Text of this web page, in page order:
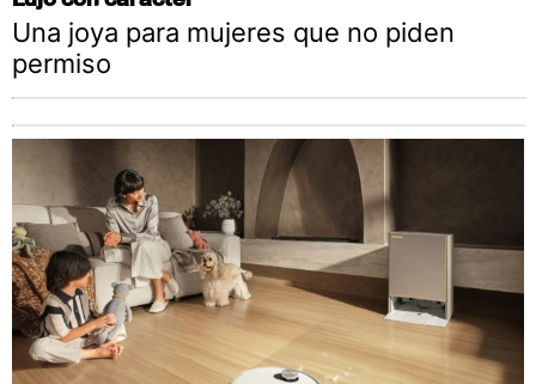
Una joya para mujeres que no piden
permiso